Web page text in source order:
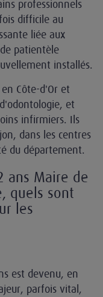
professionnels
difficile au
liée aux
patientèle
installés.
Côte-d'Or et
et
infirmiers. Ils
dans les centres
du département.
ans Maire de
quels sont
les
est devenu, en
parfois vital,